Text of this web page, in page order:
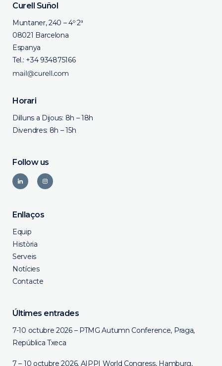
Curell Suñol
Muntaner, 240 – 4º 2ª
08021 Barcelona
Espanya
Tel.: +34 934875166
Horari
Dilluns a Dijous: 8h – 18h
Divendres: 8h – 15h
Follow us
Enllaços
Equip
Història
Serveis
Notícies
Contacte
Últimes entrades
7-10 octubre 2026 – PTMG Autumn Conference, Praga,
República Txeca
7 – 10 octubre 2026, AIPPI World Congress, Hamburg,